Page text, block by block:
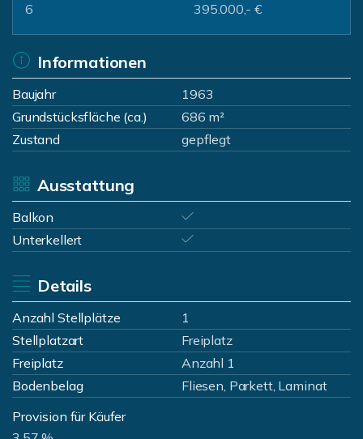
6
395.000,- €
Informationen
Baujahr
1963
Grundstücksfläche (ca.)
686 m²
Zustand
gepflegt
Ausstattung
Balkon
Unterkellert
Details
Anzahl Stellplätze
1
Stellplatzart
Freiplatz
Freiplatz
Anzahl 1
Bodenbelag
Fliesen, Parkett, Laminat
Provision für Käufer